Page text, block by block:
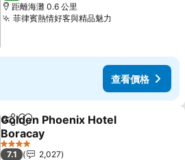
距離海灘 0.6 公里
菲律賓熱情好客與精品魅力
查看價格
分享 加入我的最愛
Golden Phoenix Hotel
Boracay
查看價格
4 星級
7.1
2,027